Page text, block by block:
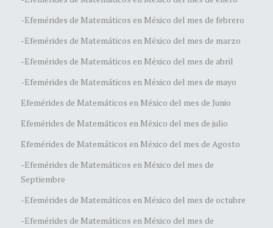
-Efemérides de Matemáticos en México del mes de febrero
-Efemérides de Matemáticos en México del mes de marzo
-Efemérides de Matemáticos en México del mes de abril
-Efemérides de Matemáticos en México del mes de mayo
Efemérides de Matemáticos en México del mes de Junio
Efemérides de Matemáticos en México del mes de julio
Efemérides de Matemáticos en México del mes de Agosto
-Efemérides de Matemáticos en México del mes de
Septiembre
-Efemérides de Matemáticos en México del mes de octubre
-Efemérides de Matemáticos en México del mes de